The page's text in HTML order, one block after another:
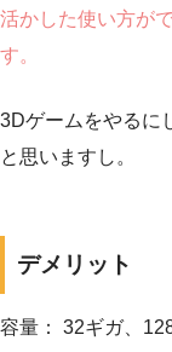
活かした使い方が
す。
3Dゲームをやるに
と思いますし。
デメリット
容量： 32ギガ、